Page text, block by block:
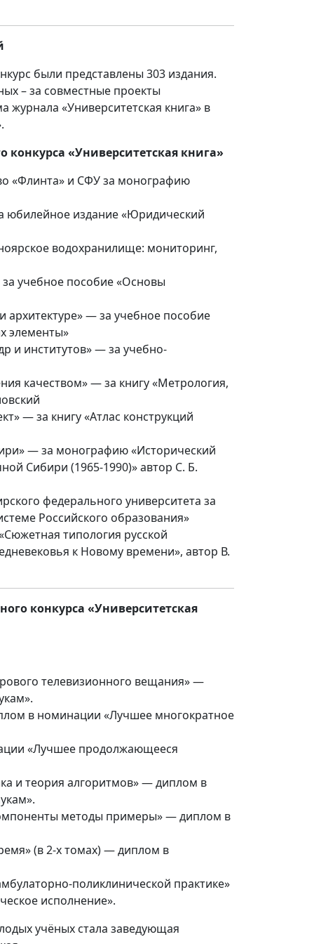
были представлены 303 издания.
– за совместные проекты
журнала «Университетская книга» в
«Университетская книга»
«Флинта» и СФУ за монографию
юбилейное издание «Юридический
водохранилище: мониторинг,
учебное пособие «Основы
архитектуре» — за учебное пособие
элементы»
и институтов» — за учебно-
качеством» — за книгу «Метрология,
— за книгу «Атлас конструкций
— за монографию «Исторический
Сибири (1965-1990)» автор С. Б.
федерального университета за
Российского образования»
типология русской
к Новому времени», автор В.
конкурса «Университетская
телевизионного вещания» —
в номинации «Лучшее многократное
«Лучшее продолжающееся
и теория алгоритмов» — диплом в
методы примеры» — диплом в
(в 2-х томах) — диплом в
поликлинической практике»
исполнение».
учёных стала заведующая